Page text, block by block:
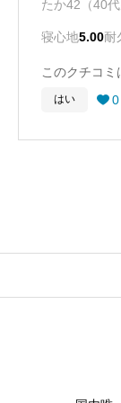
を払う価値は
たか42（40代
寝心地5.00耐
このクチコミ
はい  0
ニックネーム